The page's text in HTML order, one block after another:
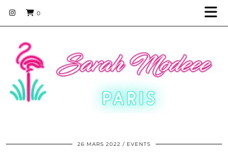
0
26 MARS 2022 EVENTS